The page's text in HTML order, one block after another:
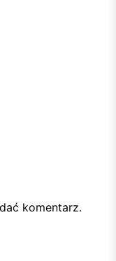
komentarz.